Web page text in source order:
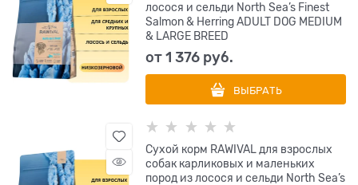
лосося и сельди North Sea’s Finest
Salmon & Herring ADULT DOG MEDIUM
& LARGE BREED
от1 376 руб.
ВЫБРАТЬ
Сухой корм RAWIVAL для взрослых
собак карликовых и маленьких
пород из лосося и сельди North Sea’s